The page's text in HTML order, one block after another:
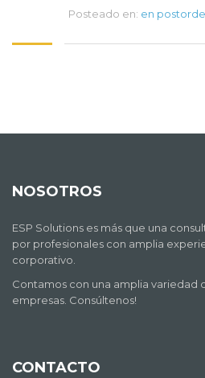
Posteado en: en
NOSOTROS
ESP Solutions es más que una
por profesionales con amplia
corporativo.
Contamos con una amplia variedad
empresas. Consúltenos!
CONTACTO